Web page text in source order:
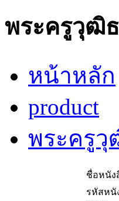
พระครูวุฒิ
หน้าหลัก
product
พระครู
ชื่อหนัง
รหัสหนั